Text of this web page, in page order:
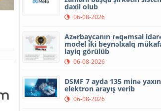
daxil olub
06-08-2026
Azərbaycanın rəqəmsal
model iki beynəlxalq
layiq görülüb
06-08-2026
DSMF 7 ayda 135 minə yaxın
elektron arayış verib
06-08-2026